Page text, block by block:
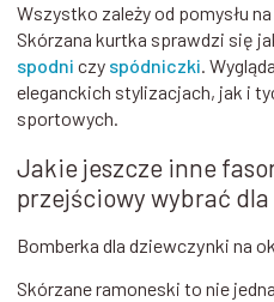
Wszystko zależy od pomysłu
Skórzana kurtka sprawdzi się
spodni czy spódniczki.
eleganckich stylizacjach, jak i
sportowych.
Jakie jeszcze inne
przejściowy wybrać
Bomberka dla dziewczynki na
Skórzane ramoneski to nie